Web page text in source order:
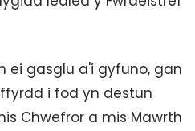
ei gasglu a'i gyfuno, gan
i fod yn destun
Chwefror a mis Mawrth